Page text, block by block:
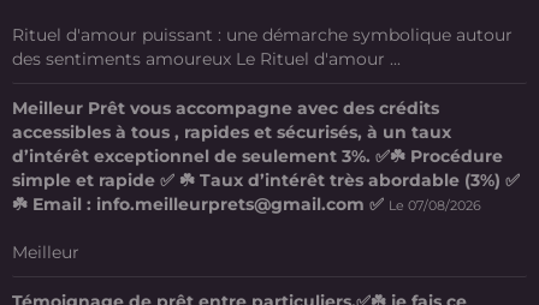
Rituel d'amour puissant : une démarche symbolique autour
des sentiments amoureux Le Rituel d'amour ...
Meilleur Prêt vous accompagne avec des crédits
accessibles à tous , rapides et sécurisés, à un taux
d’intérêt exceptionnel de seulement 3%. ✅☘️ Procédure
simple et rapide ✅ ☘️ Taux d’intérêt très abordable (3%) ✅
☘️ Email : info.meilleurprets@gmail.com ✅ Le 07/08/2026
Meilleur